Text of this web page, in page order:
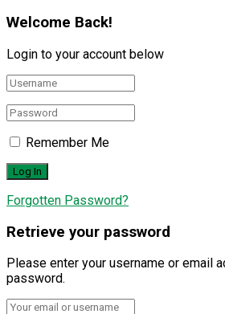
Welcome Back!
Login to your account below
Remember Me
Forgotten Password?
Retrieve your password
Please enter your username or email
password.